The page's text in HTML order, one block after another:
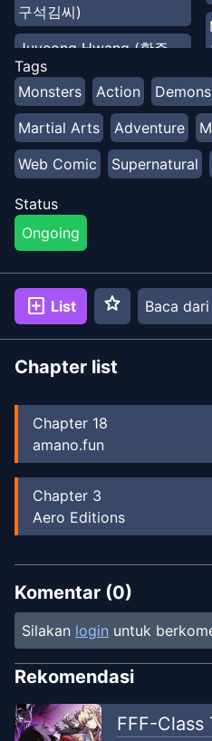
구석김씨)
Juyeong Hwang (황주
영)
Tags
Monsters
Action Demons
Martial Arts
Adventure
Web Comic
Supernatural
Status
Ongoing
add_box List star Baca
Chapter list
Chapter 18
amano.fun
Chapter 3
Aero Editions
Komentar (0)
Silakan login untuk
Rekomendasi
FFF-Class